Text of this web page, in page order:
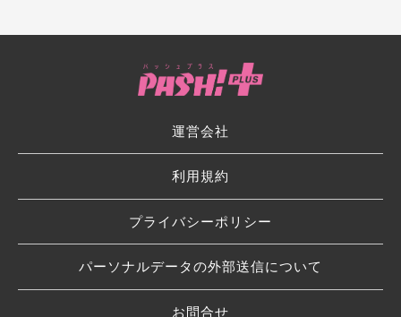
運営会社
利用規約
プライバシーポリシー
パーソナルデータの外部送信について
お問合せ